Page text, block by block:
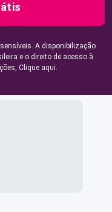
A disponibilização
e o direito de acesso à
Clique aqui.